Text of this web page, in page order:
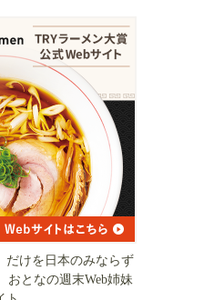
だけを日本のみならず
おとなの週末Web姉妹